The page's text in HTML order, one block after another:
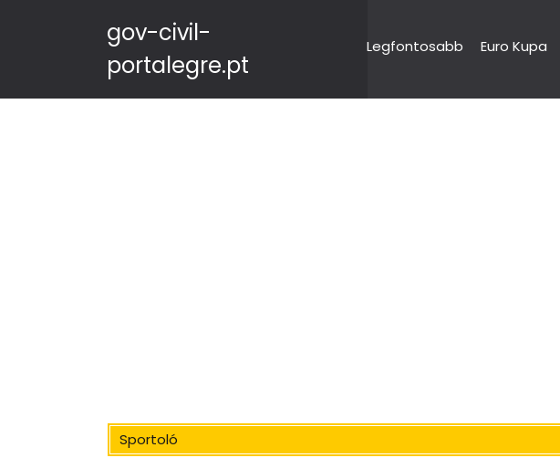
gov-civil-
portalegre.pt
Legfontosabb Euro Kupa
Sportoló